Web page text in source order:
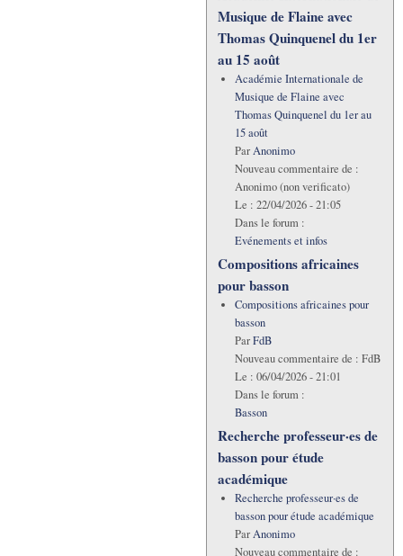
Musique de Flaine avec
Thomas Quinquenel du 1er
au 15 août
Académie Internationale de
Musique de Flaine avec
Thomas Quinquenel du 1er au
15 août
ParAnonimo
Nouveau commentaire de :
Anonimo (non verificato)
Le : 22/04/2026 - 21:05
Dans le forum :
Evénements et infos
Compositions africaines
pour basson
Compositions africaines pour
basson
ParFdB
Nouveau commentaire de : FdB
Le : 06/04/2026 - 21:01
Dans le forum :
Basson
Recherche professeur·es de
basson pour étude
académique
Recherche professeur·es de
basson pour étude académique
ParAnonimo
Nouveau commentaire de :